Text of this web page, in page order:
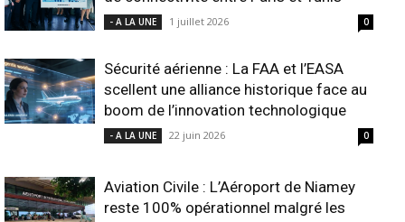
- A LA UNE 1 juillet 2026 0
Sécurité aérienne : La FAA et l’EASA
scellent une alliance historique face au
boom de l’innovation technologique
- A LA UNE 22 juin 2026 0
Aviation Civile : L’Aéroport de Niamey
reste 100% opérationnel malgré les